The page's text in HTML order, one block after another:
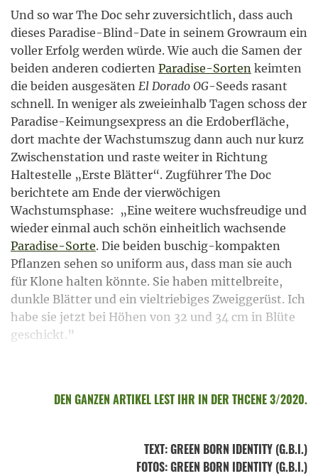
Und so war The Doc sehr zuversichtlich, dass auch
dieses Paradise-Blind-Date in seinem Growraum ein
voller Erfolg werden würde. Wie auch die Samen der
beiden anderen codierten Paradise-Sorten keimten
die beiden ausgesäten El Dorado OG-Seeds rasant
schnell. In weniger als zweieinhalb Tagen schoss der
Paradise-Keimungsexpress an die Erdoberfläche,
dort machte der Wachstumszug dann auch nur kurz
Zwischenstation und raste weiter in Richtung
Haltestelle „Erste Blätter“. Zugführer The Doc
berichtete am Ende der vierwöchigen
Wachstumsphase: „Eine weitere wuchsfreudige und
wieder einmal auch schön einheitlich wachsende
Paradise-Sorte. Die beiden buschig-kompakten
Pflanzen sehen so uniform aus, dass man sie auch
für Klone halten könnte. Sie haben mittelbreite,
dunkle Blätter und ein vieltriebiges Zweiggerüst. Ich
habe sie jetzt bei Höhen von 32 und 34 cm in Blüte
geschickt.”
DEN GANZEN ARTIKEL LEST IHR IN DER THCENE 3/2020.
TEXT:GREEN BORN IDENTITY (G.B.I.)
FOTOS: GREEN BORN IDENTITY (G.B.I.)